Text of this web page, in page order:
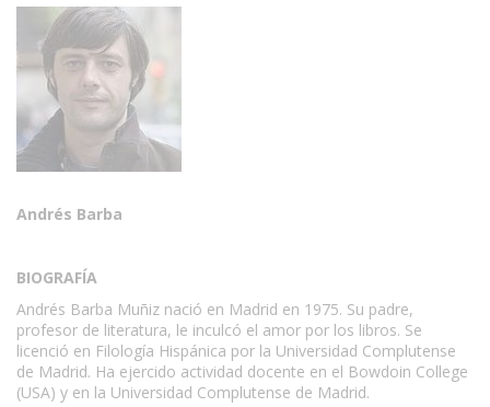
Andrés Barba
BIOGRAFÍA
Andrés Barba Muñiz nació en Madrid en 1975. Su padre,
profesor de literatura, le inculcó el amor por los libros. Se
licenció en Filología Hispánica por la Universidad Complutense
de Madrid. Ha ejercido actividad docente en el Bowdoin College
(USA) y en la Universidad Complutense de Madrid.